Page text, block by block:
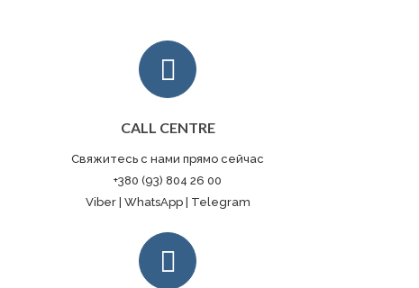
CALL CENTRE
Свяжитесь с нами прямо сейчас
+380 (93) 804 26 00
Viber | WhatsApp | Telegram